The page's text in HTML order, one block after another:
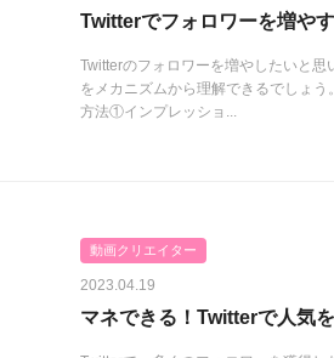
Twitterでフォロワーを増や
Twitterのフォロワーを増やしたいと
をメカニズムから理解できるでしょ
方法①インプレッショ...
動画クリエイター
2023.04.19
マネできる！Twitterで人気